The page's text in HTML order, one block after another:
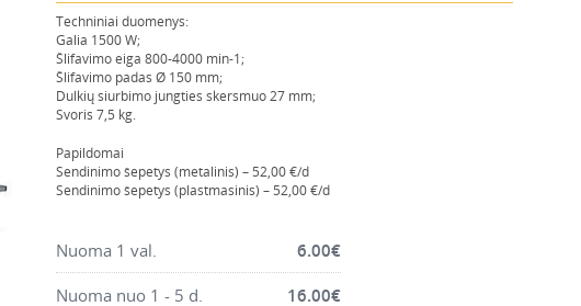
Techniniai duomenys:
Galia 1500 W;
Šlifavimo eiga 800-4000 min-1;
Šlifavimo padas Ø 150 mm;
Dulkių siurbimo jungties skersmuo 27 mm;
Svoris 7,5 kg.
Papildomai
Sendinimo šepetys (metalinis) – 52,00 €/d
Sendinimo šepetys (plastmasinis) – 52,00 €/d
Nuoma 1 val. 6.00€
Nuoma nuo 1 - 5 d. 16.00€